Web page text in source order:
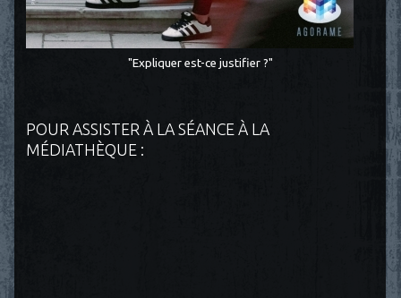
"Expliquer est-ce justifier ?"
POUR ASSISTER À LA SÉANCE À LA
MÉDIATHÈQUE :